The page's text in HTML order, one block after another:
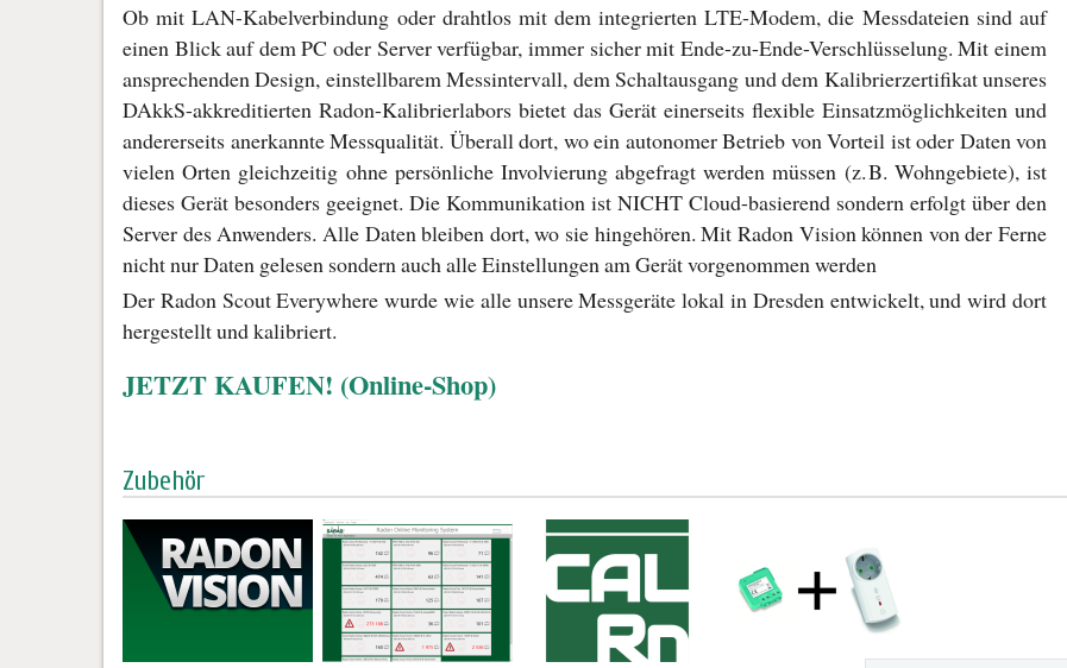
Ob mit LAN-Kabelverbindung oder drahtlos mit dem integrierten LTE-Modem, die Messdateien sind auf
einen Blick auf dem PC oder Server verfügbar, immer sicher mit Ende-zu-Ende-Verschlüsselung. Mit einem
ansprechenden Design, einstellbarem Messintervall, dem Schaltausgang und dem Kalibrierzertifikat unseres
DAkkS-akkreditierten Radon-Kalibrierlabors bietet das Gerät einerseits flexible Einsatzmöglichkeiten und
andererseits anerkannte Messqualität. Überall dort, wo ein autonomer Betrieb von Vorteil ist oder Daten von
vielen Orten gleichzeitig ohne persönliche Involvierung abgefragt werden müssen (z. B. Wohngebiete), ist
dieses Gerät besonders geeignet. Die Kommunikation ist NICHT Cloud-basierend sondern erfolgt über den
Server des Anwenders. Alle Daten bleiben dort, wo sie hingehören. Mit Radon Vision können von der Ferne
nicht nur Daten gelesen sondern auch alle Einstellungen am Gerät vorgenommen werden
Der Radon Scout Everywhere wurde wie alle unsere Messgeräte lokal in Dresden entwickelt, und wird dort
hergestellt und kalibriert.
JETZT KAUFEN! (Online-Shop)
Zubehör